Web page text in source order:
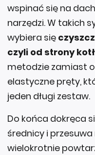
wspinać się na
narzędzi. W takich
wybiera się
czyli od strony
metodzie zamiast
elastyczne pręty,
jeden długi zestaw.
Do końca dokręca
średnicy i
wielokrotnie